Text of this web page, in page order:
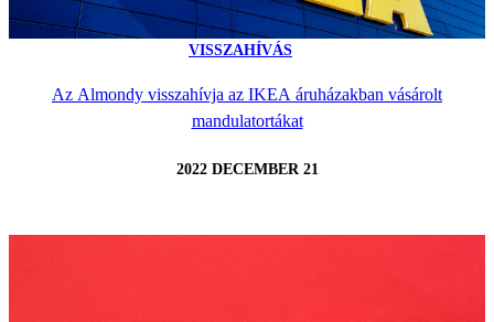
VISSZAHÍVÁS
Az Almondy visszahívja az IKEA áruházakban vásárolt
mandulatortákat
2022 DECEMBER 21